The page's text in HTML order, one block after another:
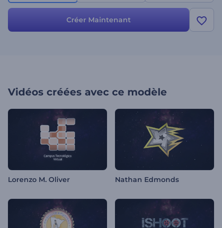
Créer Maintenant
Vidéos créées avec ce modèle
Lorenzo M. Oliver Nathan Edmonds